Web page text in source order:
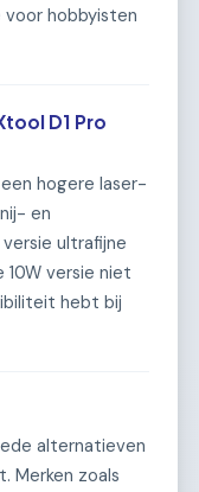
hobbyisten
D1 Pro
hogere laser-
en
ultrafijne
versie niet
hebt bij
alternatieven
Merken zoals